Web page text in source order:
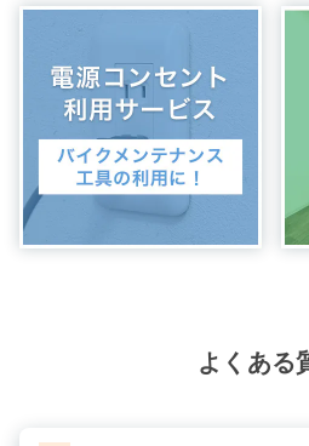
よくある